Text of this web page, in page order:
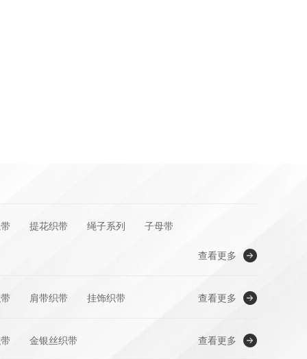
提花织带 绳子系列 子母带
查看更多
肩带织带 挂饰织带 查看更多
金银丝织带 查看更多